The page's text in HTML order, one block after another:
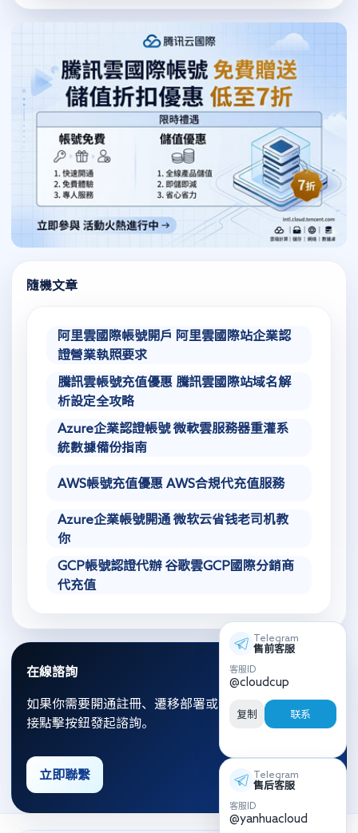
隨機文章
阿里雲國際帳號開戶 阿里雲國際站企業認
證營業執照要求
騰訊雲帳號充值優惠 騰訊雲國際站域名解
析設定全攻略
Azure企業認證帳號 微軟雲服務器重灌系
統數據備份指南
AWS帳號充值優惠 AWS合規代充值服務
Azure企業帳號開通 微软云省钱老司机教
你
GCP帳號認證代辦 谷歌雲GCP國際分銷商
代充值
在線諮詢
如果你需要開通註冊、遷移部署或資源優化，可以直
接點擊按鈕發起諮詢。
立即聯繫
Telegram
售前客服
客服ID
@cloudcup
复制 联系
Telegram
售后客服
客服ID
@yanhuacloud